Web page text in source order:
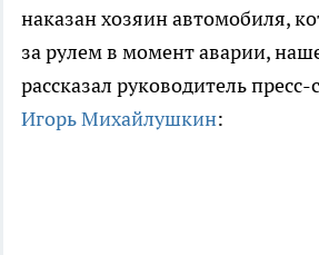
наказан хозяин автомобиля,
за рулем в момент аварии,
рассказал руководитель
Игорь Михайлушкин: